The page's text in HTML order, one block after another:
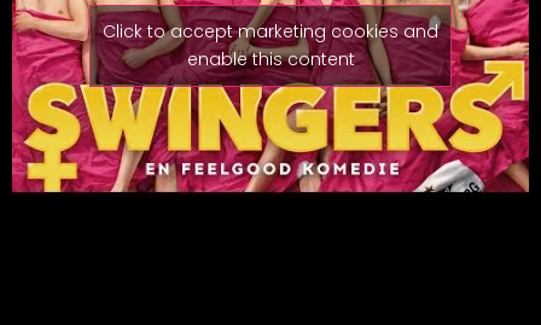
Click to accept marketing cookies and
enable this content